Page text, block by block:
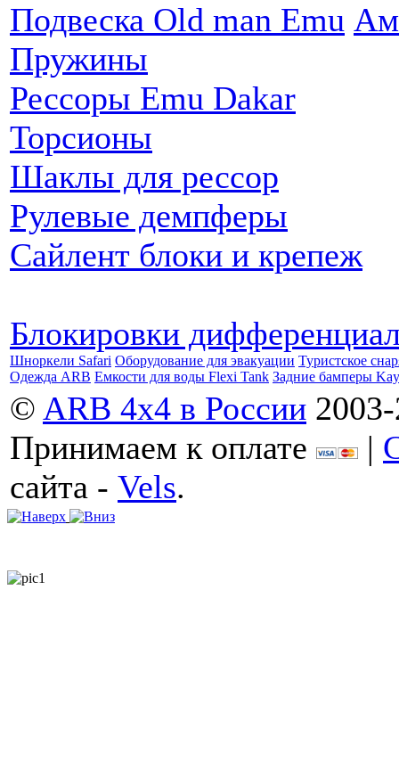
Подвеска Old man Emu
Пружины
Рессоры Emu Dakar
Торсионы
Шаклы для рессор
Рулевые демпферы
Сайлент блоки и крепеж
Блокировки
Шноркели Safari Оборудование для эвакуации Туристское
Одежда ARB Емкости для воды Flexi Tank Задние бамперы
© ARB 4x4 в России
Принимаем к оплате
|
сайта - Vels.